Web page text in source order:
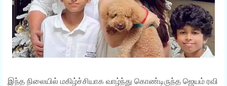
இந்த நிலையில் மகிழ்ச்சியாக வாழ்ந்து கொண்டிருந்த ஜெயம் ரவி